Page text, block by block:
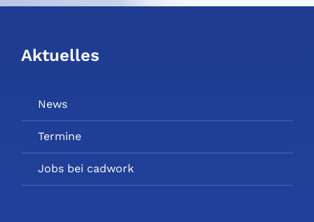
Aktuelles
News
Termine
Jobs bei cadwork